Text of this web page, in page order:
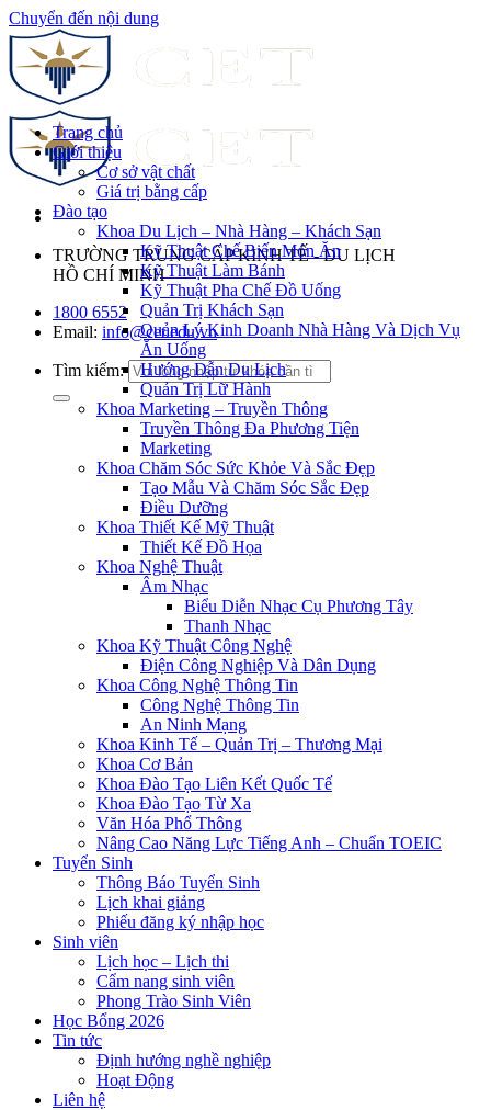
Chuyển đến nội dung
TRƯỜNG TRUNG CẤP KINH TẾ - DU LỊCH
HỒ CHÍ MINH
1800 6552
Email: info@cet.edu.vn
Tìm kiếm:
Trang chủ
Giới thiệu
Cơ sở vật chất
Giá trị bằng cấp
Đào tạo
Khoa Du Lịch – Nhà Hàng – Khách Sạn
Kỹ Thuật Chế Biến Món Ăn
Kỹ Thuật Làm Bánh
Kỹ Thuật Pha Chế Đồ Uống
Quản Trị Khách Sạn
Quản Lý Kinh Doanh Nhà Hàng Và Dịch Vụ
Ăn Uống
Hướng Dẫn Du Lịch
Quản Trị Lữ Hành
Khoa Marketing – Truyền Thông
Truyền Thông Đa Phương Tiện
Marketing
Khoa Chăm Sóc Sức Khỏe Và Sắc Đẹp
Tạo Mẫu Và Chăm Sóc Sắc Đẹp
Điều Dưỡng
Khoa Thiết Kế Mỹ Thuật
Thiết Kế Đồ Họa
Khoa Nghệ Thuật
Âm Nhạc
Biểu Diễn Nhạc Cụ Phương Tây
Thanh Nhạc
Khoa Kỹ Thuật Công Nghệ
Điện Công Nghiệp Và Dân Dụng
Khoa Công Nghệ Thông Tin
Công Nghệ Thông Tin
An Ninh Mạng
Khoa Kinh Tế – Quản Trị – Thương Mại
Khoa Cơ Bản
Khoa Đào Tạo Liên Kết Quốc Tế
Khoa Đào Tạo Từ Xa
Văn Hóa Phổ Thông
Nâng Cao Năng Lực Tiếng Anh – Chuẩn TOEIC
Tuyển Sinh
Thông Báo Tuyển Sinh
Lịch khai giảng
Phiếu đăng ký nhập học
Sinh viên
Lịch học – Lịch thi
Cẩm nang sinh viên
Phong Trào Sinh Viên
Học Bổng 2026
Tin tức
Định hướng nghề nghiệp
Hoạt Động
Liên hệ